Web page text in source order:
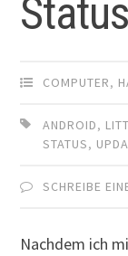
COMPUTER,
ANDROID,
STATUS,
SCHREIBE
Nachdem ich